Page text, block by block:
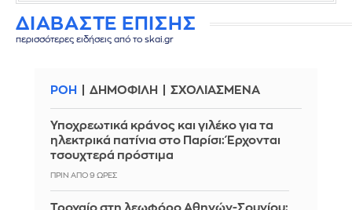
ΔΙΑΒΑΣΤΕ ΕΠΙΣΗΣ
περισσότερες ειδήσεις από το skai.gr
ΡΟΗ ΔΗΜΟΦΙΛΗ ΣΧΟΛΙΑΣΜΕΝΑ
Υποχρεωτικά κράνος και γιλέκο για τα
ηλεκτρικά πατίνια στο Παρίσι: Έρχονται
τσουχτερά πρόστιμα
ΠΡΙΝ ΑΠΌ 9 ΏΡΕΣ